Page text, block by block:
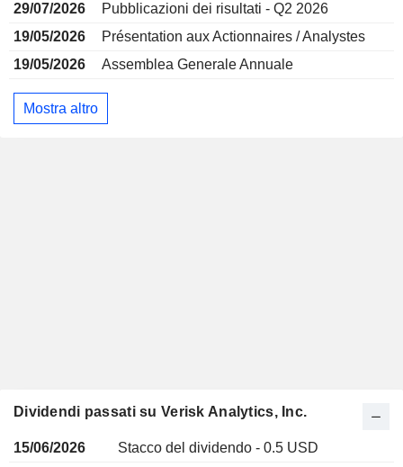
29/07/2026
Pubblicazioni dei risultati - Q2 2026
19/05/2026
Présentation aux Actionnaires / Analystes
19/05/2026
Assemblea Generale Annuale
Mostra altro
Dividendi passati su Verisk Analytics, Inc.
15/06/2026
Stacco del dividendo - 0.5 USD